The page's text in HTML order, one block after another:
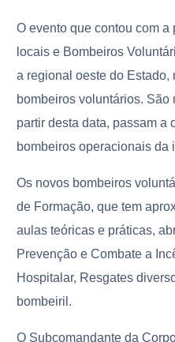
O evento que contou com
locais e Bombeiros
a regional oeste do Estado,
bombeiros voluntários. São
partir desta data, passam a
bombeiros operacionais da
Os novos bombeiros
de Formação, que tem
aulas teóricas e práticas,
Prevenção e Combate a
Hospitalar, Resgates
bombeiril.
O Subcomandante da